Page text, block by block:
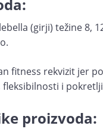
(girji) težine 8,
fitness rekvizit jer
fleksibilnosti i
proizvoda: